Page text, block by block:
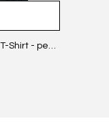
Kadın Suprem Likralı Oversize T-Shirt - pembe